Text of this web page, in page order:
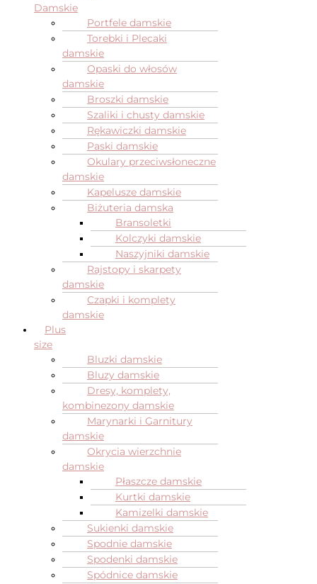
Damskie
Portfele damskie
Torebki i Plecaki
damskie
Opaski do włosów
damskie
Broszki damskie
Szaliki i chusty damskie
Rękawiczki damskie
Paski damskie
Okulary przeciwsłoneczne
damskie
Kapelusze damskie
Biżuteria damska
Bransoletki
Kolczyki damskie
Naszyjniki damskie
Rajstopy i skarpety
damskie
Czapki i komplety
damskie
Plus
size
Bluzki damskie
Bluzy damskie
Dresy, komplety,
kombinezony damskie
Marynarki i Garnitury
damskie
Okrycia wierzchnie
damskie
Płaszcze damskie
Kurtki damskie
Kamizelki damskie
Sukienki damskie
Spodnie damskie
Spodenki damskie
Spódnice damskie